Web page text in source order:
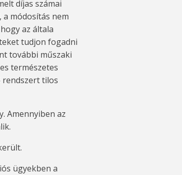
díjas számai
módosítás nem
az általa
tudjon fogadni
további műszaki
természetes
rendszert tilos
Amennyiben az
ügyekben a